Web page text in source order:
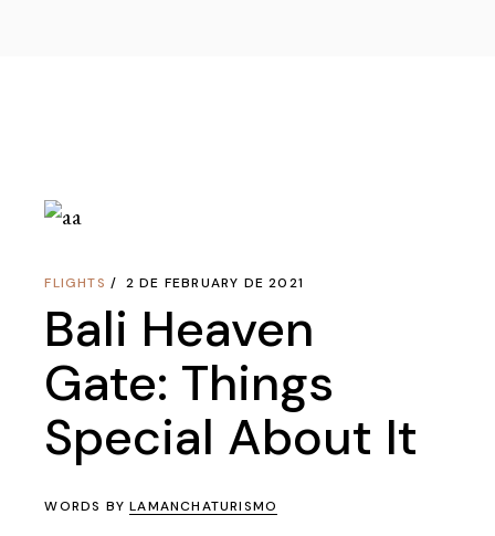
FLIGHTS 2 DE FEBRUARY DE 2021
Bali Heaven
Gate: Things
Special About It
WORDS BYLAMANCHATURISMO